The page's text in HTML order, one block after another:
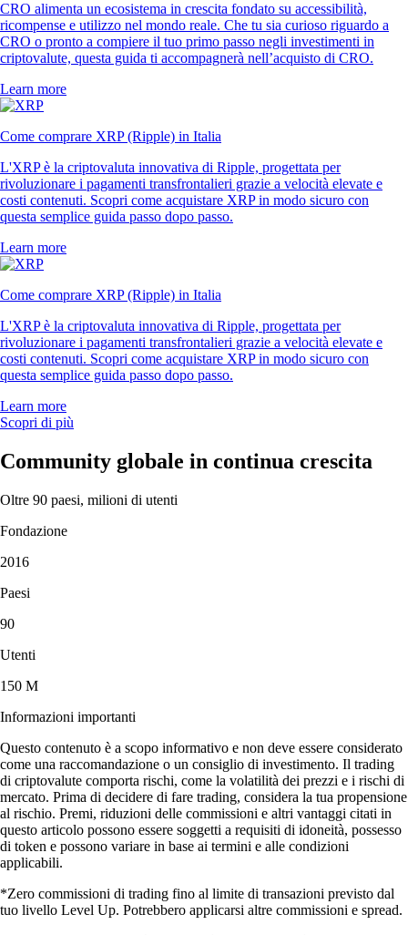
CRO alimenta un ecosistema in crescita fondato su accessibilità,
ricompense e utilizzo nel mondo reale. Che tu sia curioso riguardo a
CRO o pronto a compiere il tuo primo passo negli investimenti in
criptovalute, questa guida ti accompagnerà nell’acquisto di CRO.
Learn more
Come comprare XRP (Ripple) in Italia
L'XRP è la criptovaluta innovativa di Ripple, progettata per
rivoluzionare i pagamenti transfrontalieri grazie a velocità elevate e
costi contenuti. Scopri come acquistare XRP in modo sicuro con
questa semplice guida passo dopo passo.
Learn more
Come comprare XRP (Ripple) in Italia
L'XRP è la criptovaluta innovativa di Ripple, progettata per
rivoluzionare i pagamenti transfrontalieri grazie a velocità elevate e
costi contenuti. Scopri come acquistare XRP in modo sicuro con
questa semplice guida passo dopo passo.
Learn more
Scopri di più
Community globale in continua crescita
Oltre 90 paesi, milioni di utenti
Fondazione
2016
Paesi
90
Utenti
150 M
Informazioni importanti
Questo contenuto è a scopo informativo e non deve essere considerato
come una raccomandazione o un consiglio di investimento. Il trading
di criptovalute comporta rischi, come la volatilità dei prezzi e i rischi di
mercato. Prima di decidere di fare trading, considera la tua propensione
al rischio. Premi, riduzioni delle commissioni e altri vantaggi citati in
questo articolo possono essere soggetti a requisiti di idoneità, possesso
di token e possono variare in base ai termini e alle condizioni
applicabili.
*Zero commissioni di trading fino al limite di transazioni previsto dal
tuo livello Level Up. Potrebbero applicarsi altre commissioni e spread.